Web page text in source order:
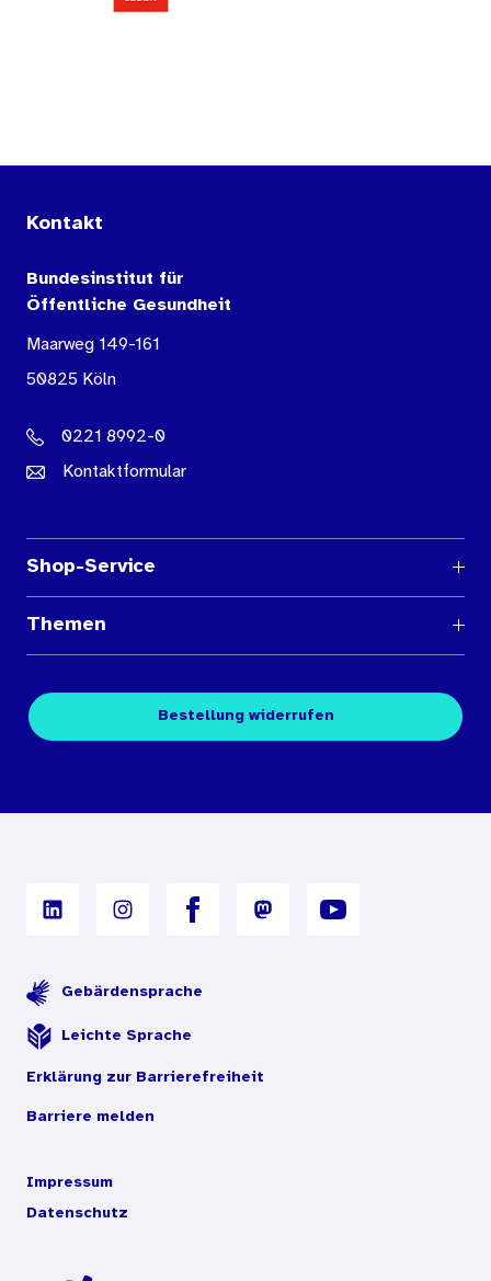
Kontakt
Bundesinstitut für
Öffentliche Gesundheit
Maarweg 149-161
50825 Köln
0221 8992-0
Kontaktformular
Shop-Service
Medienübersichten
Kontakt
Themen
Fachpublikationen
Digitales Archiv
Bestellung widerrufen
Gebärdensprache
Leichte Sprache
Erklärung zur Barrierefreiheit
Barriere melden
Impressum
Datenschutz